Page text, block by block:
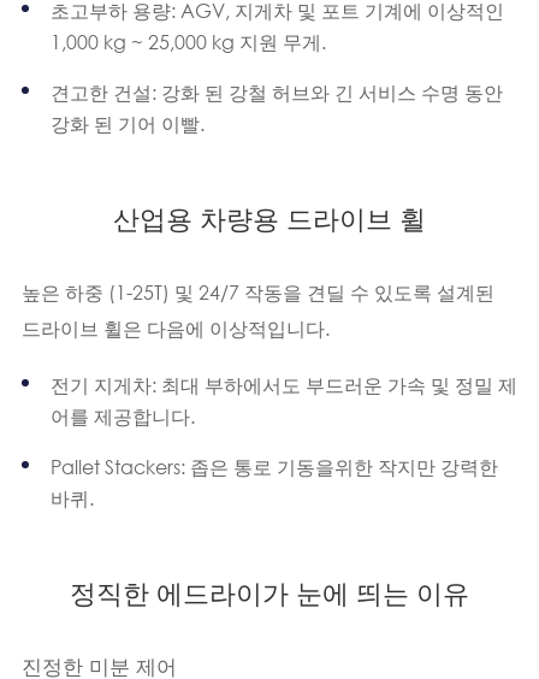
초고부하 용량: AGV, 지게차 및 포트 기계에 이상적인
1,000 kg ~ 25,000 kg 지원 무게.
견고한 건설: 강화 된 강철 허브와 긴 서비스 수명 동안
강화 된 기어 이빨.
산업용 차량용 드라이브 휠
높은 하중 (1-25T) 및 24/7 작동을 견딜 수 있도록 설계된
드라이브 휠은 다음에 이상적입니다.
전기 지게차: 최대 부하에서도 부드러운 가속 및 정밀 제
어를 제공합니다.
Pallet Stackers: 좁은 통로 기동을위한 작지만 강력한
바퀴.
정직한 에드라이가 눈에 띄는 이유
진정한 미분 제어